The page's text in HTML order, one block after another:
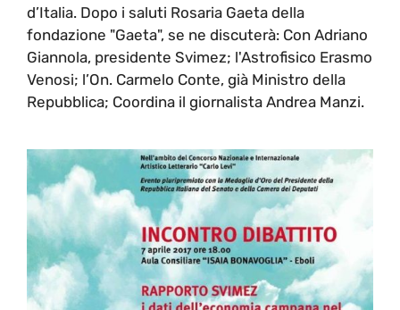
d’Italia. Dopo i saluti Rosaria Gaeta della
fondazione "Gaeta", se ne discuterà: Con Adriano
Giannola, presidente Svimez; l'Astrofisico Erasmo
Venosi; l’On. Carmelo Conte, già Ministro della
Repubblica; Coordina il giornalista Andrea Manzi.